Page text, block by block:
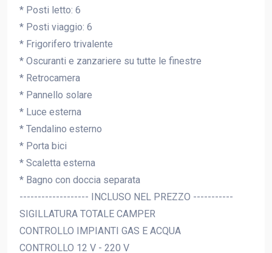
* Posti letto: 6
* Posti viaggio: 6
* Frigorifero trivalente
* Oscuranti e zanzariere su tutte le finestre
* Retrocamera
* Pannello solare
* Luce esterna
* Tendalino esterno
* Porta bici
* Scaletta esterna
* Bagno con doccia separata
------------------- INCLUSO NEL PREZZO -----------
SIGILLATURA TOTALE CAMPER
CONTROLLO IMPIANTI GAS E ACQUA
CONTROLLO 12 V - 220 V